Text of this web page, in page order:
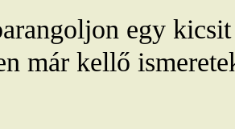
egy
már kellő